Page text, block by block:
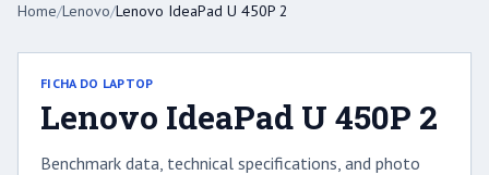
Home/Lenovo/Lenovo IdeaPad U 450P 2
FICHA DO LAPTOP
Lenovo IdeaPad U 450P 2
Benchmark data, technical specifications, and photo